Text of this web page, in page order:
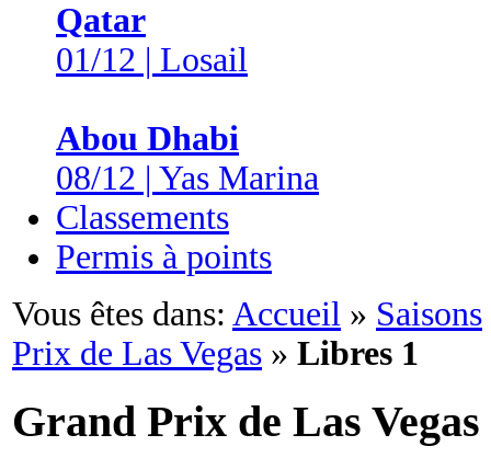
Qatar
01/12 | Losail
Abou Dhabi
08/12 | Yas Marina
Classements
Permis à points
Vous êtes dans: Accueil » Saisons
Prix de Las Vegas » Libres 1
Grand Prix de Las Vegas